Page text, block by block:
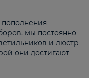
мы постоянно
и люстр
они достигают